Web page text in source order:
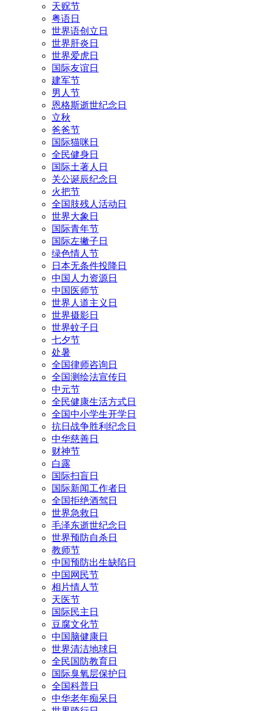
天贶节
粤语日
世界语创立日
世界肝炎日
世界爱虎日
国际友谊日
建军节
男人节
恩格斯逝世纪念日
立秋
爸爸节
国际猫咪日
全民健身日
国际土著人日
关公诞辰纪念日
火把节
全国肢残人活动日
世界大象日
国际青年节
国际左撇子日
绿色情人节
日本无条件投降日
中国人力资源日
中国医师节
世界人道主义日
世界摄影日
世界蚊子日
七夕节
处暑
全国律师咨询日
全国测绘法宣传日
中元节
全民健康生活方式日
全国中小学生开学日
抗日战争胜利纪念日
中华慈善日
财神节
白露
国际扫盲日
国际新闻工作者日
全国拒绝酒驾日
世界急救日
毛泽东逝世纪念日
世界预防自杀日
教师节
中国预防出生缺陷日
中国网民节
相片情人节
天医节
国际民主日
豆腐文化节
中国脑健康日
世界清洁地球日
全民国防教育日
国际臭氧层保护日
全国科普日
中华老年痴呆日